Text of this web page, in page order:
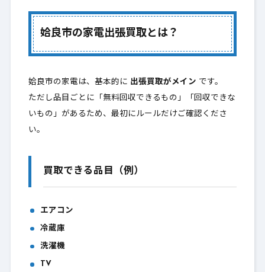
1-1.買取できる品目（例）
無料回収できるのはこの3つだけ（固定）
2.
姶良市で家電の処分にお困りではありませ
んか？
3-2.冷蔵庫の買取条件（※処分不可）
3-3.洗濯機の買取条件（※処分不可）
姶良市の家電出張買取とは？
姶良市の家電は、基本的に 出張買取がメイン です。
ただし品目ごとに「無料回収できるもの」「回収できな
いもの」があるため、最初にルールだけご確認くださ
い。
買取できる品目（例）
エアコン
冷蔵庫
洗濯機
TV